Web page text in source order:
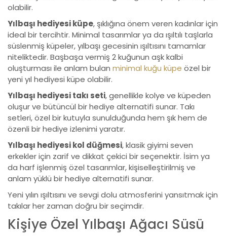
olabilir.
Yılbaşı hediyesi küpe, şıklığına önem veren kadınlar için
ideal bir tercihtir. Minimal tasarımlar ya da ışıltılı taşlarla
süslenmiş küpeler, yılbaşı gecesinin ışıltısını tamamlar
niteliktedir. Başbaşa vermiş 2 kuğunun aşk kalbi
oluşturması ile anlam bulan minimal kuğu küpe özel bir
yeni yıl hediyesi küpe olabilir.
Yılbaşı hediyesi takı seti, genellikle kolye ve küpeden
oluşur ve bütüncül bir hediye alternatifi sunar. Takı
setleri, özel bir kutuyla sunulduğunda hem şık hem de
özenli bir hediye izlenimi yaratır.
Yılbaşı hediyesi kol düğmesi, klasik giyimi seven
erkekler için zarif ve dikkat çekici bir seçenektir. İsim ya
da harf işlenmiş özel tasarımlar, kişiselleştirilmiş ve
anlam yüklü bir hediye alternatifi sunar.
Yeni yılın ışıltısını ve sevgi dolu atmosferini yansıtmak için
takılar her zaman doğru bir seçimdir.
Kişiye Özel Yılbaşı Ağacı Süsü